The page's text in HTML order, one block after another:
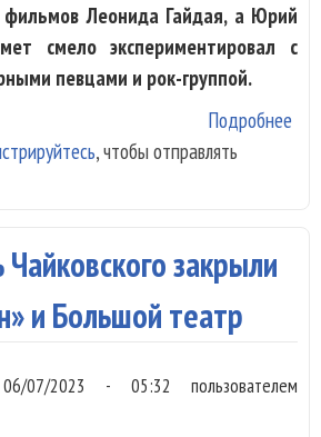
Леонида Гайдая, а Юрий
смело экспериментировал с
певцами и рок-группой.
Подробнее
, чтобы отправлять
закрыли
и Большой театр
07/2023 - 05:32 пользователем